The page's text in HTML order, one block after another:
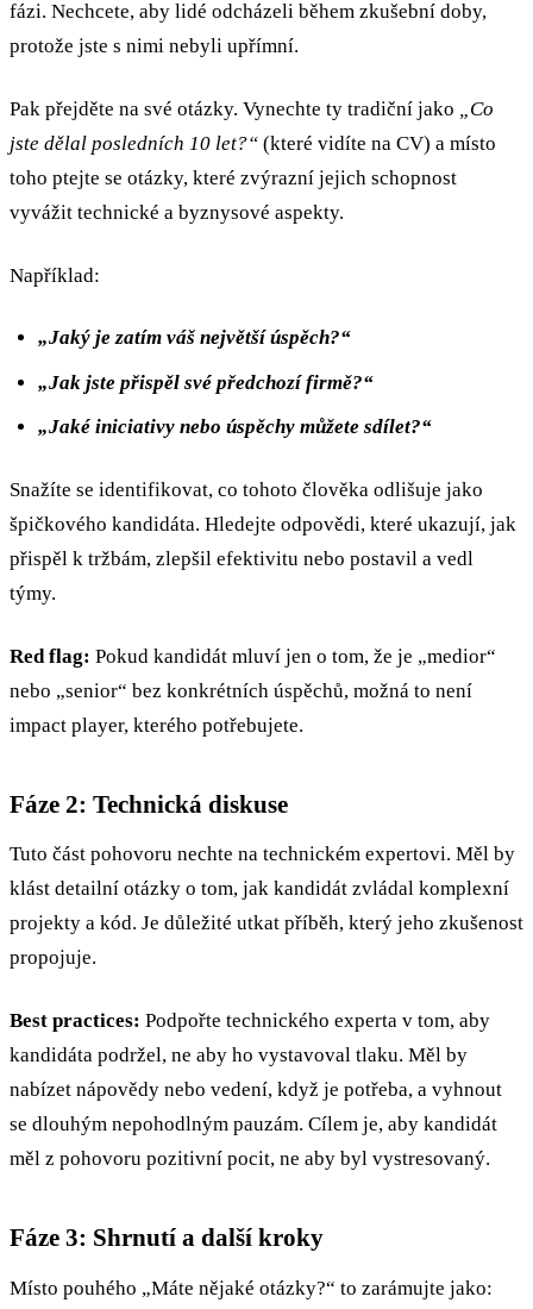
fázi. Nechcete, aby lidé odcházeli během zkušební doby,
protože jste s nimi nebyli upřímní.
Pak přejděte na své otázky. Vynechte ty tradiční jako
„Co
jste dělal posledních 10 let?“ (které vidíte na CV) a místo
toho ptejte se otázky, které zvýrazní jejich schopnost
vyvážit technické a byznysové aspekty.
Například:
„Jaký je zatím váš největší úspěch?“
„Jak jste přispěl své předchozí firmě?“
„Jaké iniciativy nebo úspěchy můžete sdílet?“
Snažíte se identifikovat, co tohoto člověka odlišuje jako
špičkového kandidáta. Hledejte odpovědi, které ukazují, jak
přispěl k tržbám, zlepšil efektivitu nebo postavil a vedl
týmy.
Red flag: Pokud kandidát mluví jen o tom, že je „medior“
nebo „senior“ bez konkrétních úspěchů, možná to není
impact player, kterého potřebujete.
Fáze 2: Technická diskuse
Tuto část pohovoru nechte na technickém expertovi. Měl by
klást detailní otázky o tom, jak kandidát zvládal komplexní
projekty a kód. Je důležité utkat příběh, který jeho zkušenost
propojuje.
Best practices: Podpořte technického experta v tom, aby
kandidáta podržel, ne aby ho vystavoval tlaku. Měl by
nabízet nápovědy nebo vedení, když je potřeba, a vyhnout
se dlouhým nepohodlným pauzám. Cílem je, aby kandidát
měl z pohovoru pozitivní pocit, ne aby byl vystresovaný.
Fáze 3: Shrnutí a další kroky
Místo pouhého „Máte nějaké otázky?“ to zarámujte jako: